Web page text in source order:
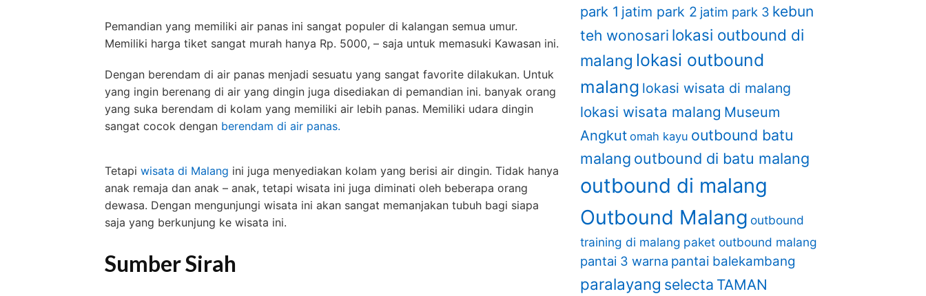
Pemandian yang memiliki air panas ini sangat populer di kalangan semua umur.
Memiliki harga tiket sangat murah hanya Rp. 5000, – saja untuk memasuki Kawasan ini.
Dengan berendam di air panas menjadi sesuatu yang sangat favorite dilakukan. Untuk
yang ingin berenang di air yang dingin juga disediakan di pemandian ini. banyak orang
yang suka berendam di kolam yang memiliki air lebih panas. Memiliki udara dingin
sangat cocok dengan berendam di air panas.
Tetapi wisata di Malang ini juga menyediakan kolam yang berisi air dingin. Tidak hanya
anak remaja dan anak – anak, tetapi wisata ini juga diminati oleh beberapa orang
dewasa. Dengan mengunjungi wisata ini akan sangat memanjakan tubuh bagi siapa
saja yang berkunjung ke wisata ini.
Sumber Sirah
park 1 jatim park 2 jatim park 3 kebun
teh wonosari lokasi outbound di
malang lokasi outbound
malang lokasi wisata di malang
lokasi wisata malang Museum
Angkut omah kayu outbound batu
malang outbound di batu malang
outbound di malang
Outbound Malang outbound
training di malang paket outbound malang
pantai 3 warna pantai balekambang
paralayang selecta TAMAN